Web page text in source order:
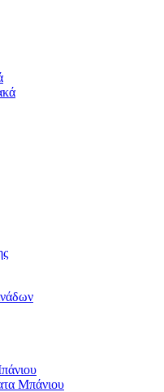
Μπάνιου